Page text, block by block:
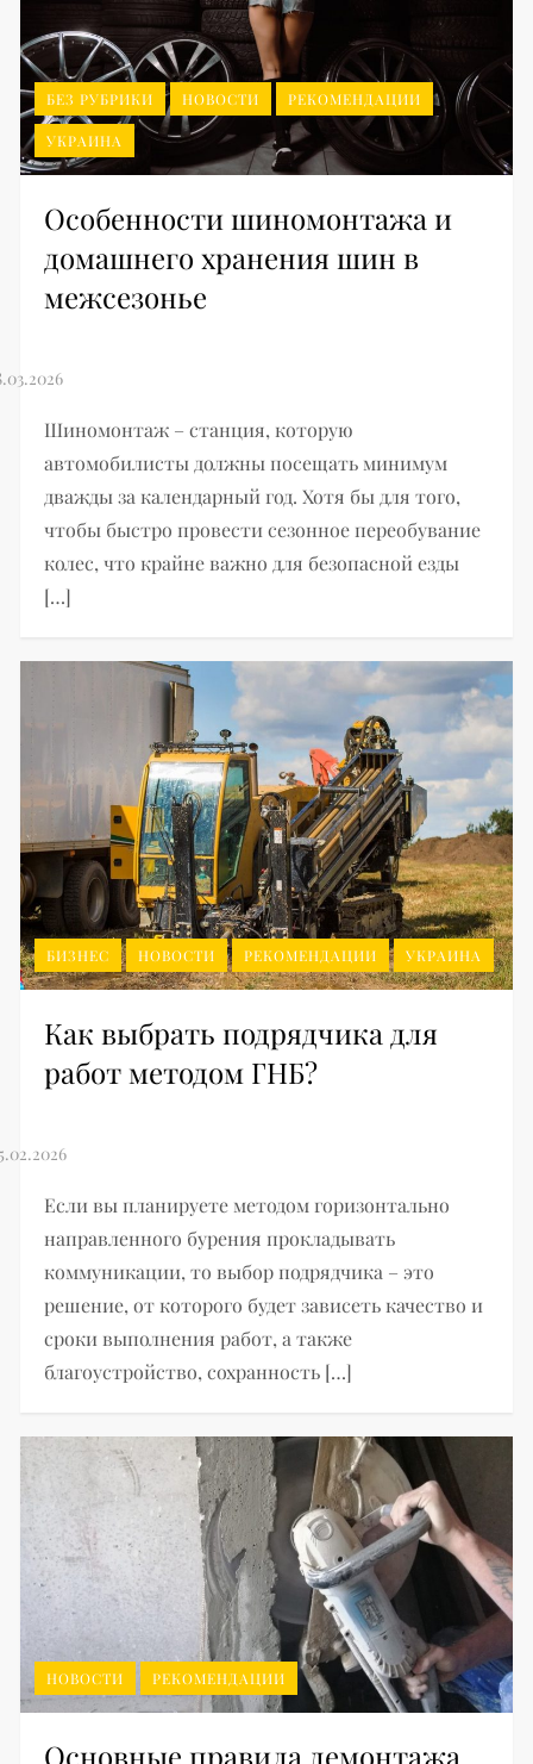
БЕЗ РУБРИКИ НОВОСТИ РЕКОМЕНДАЦИИ
УКРАИНА
Особенности шиномонтажа и
домашнего хранения шин в
межсезонье
Шиномонтаж – станция, которую
автомобилисты должны посещать минимум
дважды за календарный год. Хотя бы для того,
чтобы быстро провести сезонное переобувание
колес, что крайне важно для безопасной езды
[…]
БИЗНЕС НОВОСТИ РЕКОМЕНДАЦИИ УКРАИНА
Как выбрать подрядчика для
работ методом ГНБ?
Если вы планируете методом горизонтально
направленного бурения прокладывать
коммуникации, то выбор подрядчика – это
решение, от которого будет зависеть качество и
сроки выполнения работ, а также
благоустройство, сохранность […]
НОВОСТИ РЕКОМЕНДАЦИИ
Основные правила демонтажа